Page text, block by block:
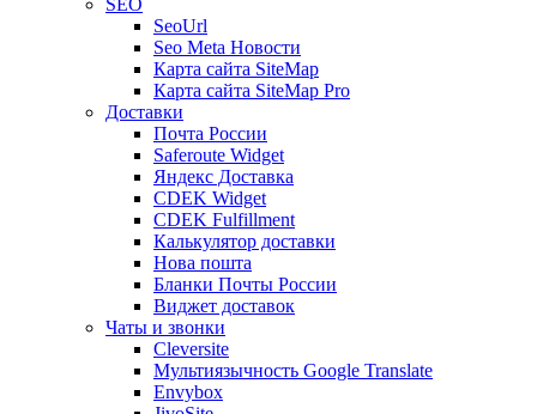
SEO
SeoUrl
Seo Meta Новости
Карта сайта SiteMap
Карта сайта SiteMap Pro
Доставки
Почта России
Saferoute Widget
Яндекс Доставка
CDEK Widget
CDEK Fulfillment
Калькулятор доставки
Нова пошта
Бланки Почты России
Виджет доставок
Чаты и звонки
Cleversite
Мультиязычность Google Translate
Envybox